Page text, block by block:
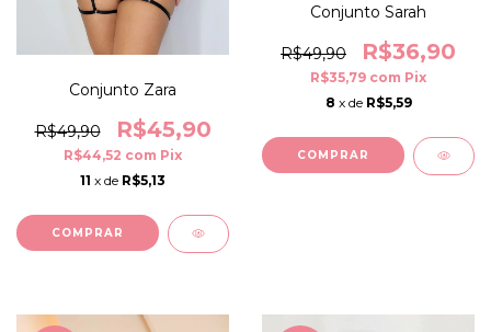
Conjunto Zara
R$49,90 R$45,90
R$44,52 com Pix
11 x de R$5,13
COMPRAR
Conjunto Sarah
R$49,90 R$36,90
R$35,79 com Pix
8 x de R$5,59
COMPRAR